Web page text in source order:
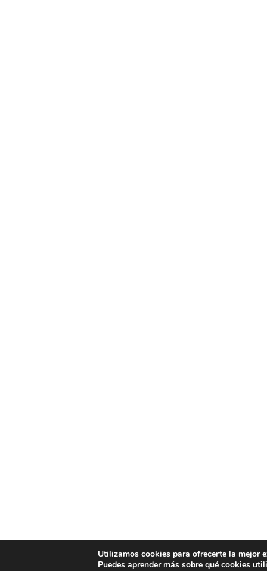
Utilizamos cookies para ofrecerte la mejor
Puedes aprender más sobre qué cookies